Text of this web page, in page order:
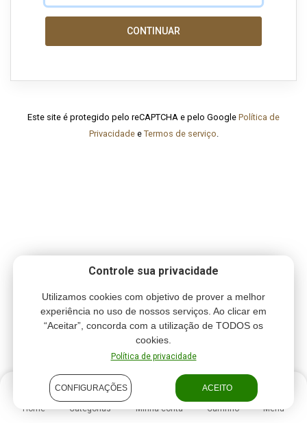
Controle sua privacidade
Utilizamos cookies com objetivo de prover a melhor
experiência no uso de nossos serviços. Ao clicar em
“Aceitar”, concorda com a utilização de TODOS os
cookies.
Política de privacidade
CONFIGURAÇÕES ACEITO
Home Categorias Minha conta Carrinho Menu
CONTINUAR
Este site é protegido pelo reCAPTCHA e pelo Google Política de
Privacidadee Termos de serviço